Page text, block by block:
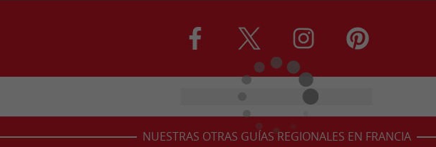
NUESTRAS OTRAS GUÍAS REGIONALES EN FRANCIA